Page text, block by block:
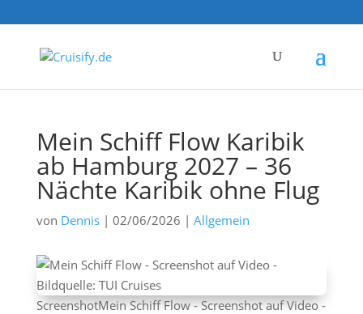
Mein Schiff Flow Karibik
ab Hamburg 2027 – 36
Nächte Karibik ohne Flug
von Dennis| 02/06/2026 | Allgemein
ScreenshotMein Schiff Flow - Screenshot auf Video -